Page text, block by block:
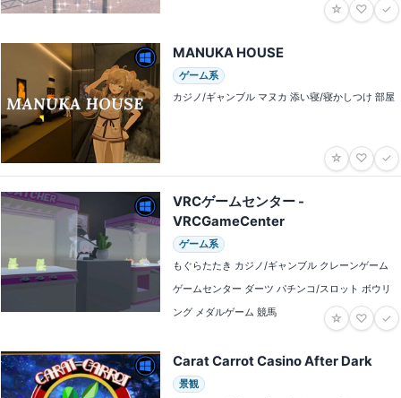
☆ ♡ ✓
MANUKA HOUSE
ゲーム系
カジノ/ギャンブル マヌカ 添い寝/寝かしつけ 部屋
☆ ♡ ✓
VRCゲームセンター -
VRCGameCenter
ゲーム系
もぐらたたき カジノ/ギャンブル クレーンゲーム
ゲームセンター ダーツ パチンコ/スロット ボウリ
ング メダルゲーム 競馬
☆ ♡ ✓
Carat Carrot Casino After Dark
景観